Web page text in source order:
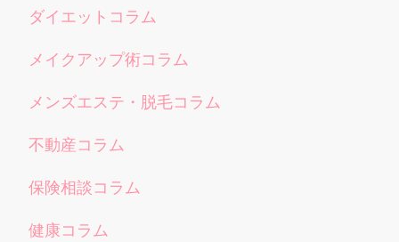
ダイエットコラム
メイクアップ術コラム
メンズエステ・脱毛コラム
不動産コラム
保険相談コラム
健康コラム